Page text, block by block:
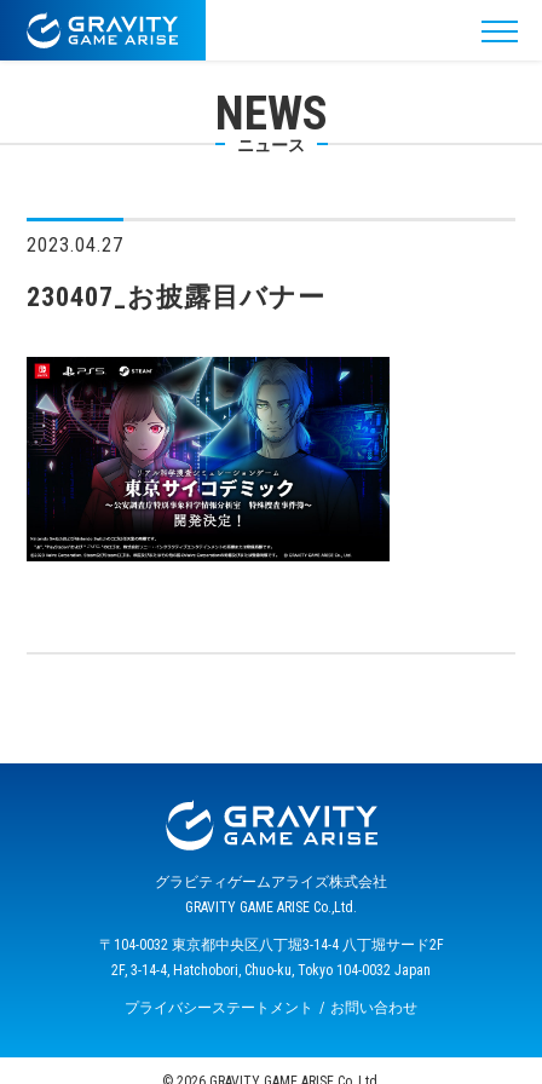
NEWS
ニュース
2023.04.27
230407_お披露目バナー
グラビティゲームアライズ株式会社
GRAVITY GAME ARISE Co.,Ltd.
〒104-0032 東京都中央区八丁堀3-14-4 八丁堀サード2F
2F, 3-14-4, Hatchobori, Chuo-ku, Tokyo 104-0032 Japan
プライバシーステートメント お問い合わせ